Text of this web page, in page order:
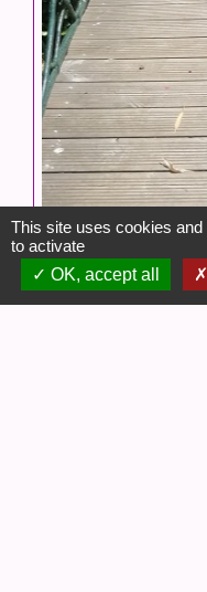
This site uses cookies
to activate
OK, accept all